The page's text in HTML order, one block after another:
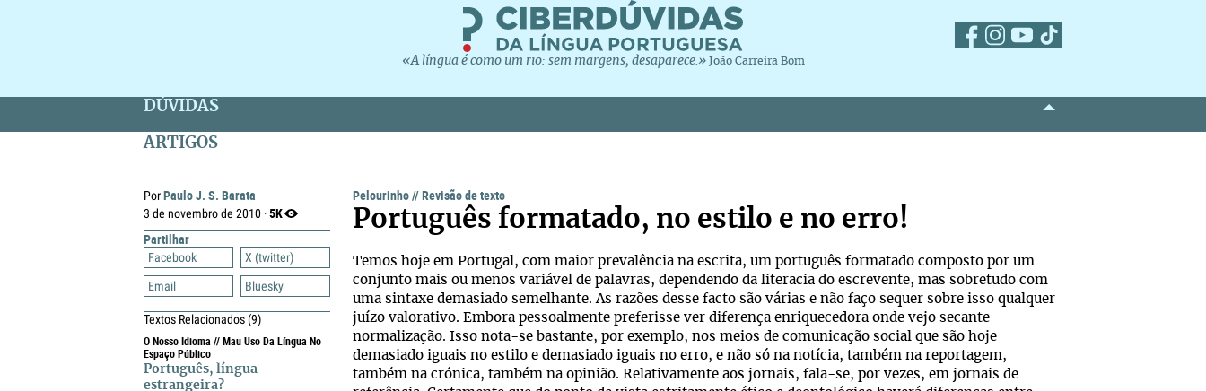
«A língua é como um rio: sem margens, desaparece.» João Carreira Bom
DÚVIDAS
ARTIGOS
PorPaulo J. S. Barata
3 de novembro de 2010 ·5K
Partilhar
Facebook
X (twitter)
Email
Bluesky
Textos Relacionados(9)
O Nosso Idioma // Mau Uso Da Língua No
Espaço Público
Português, língua
estrangeira?
Pelourinho//Revisão de texto
Português formatado, no estilo e no erro!
Temos hoje em Portugal, com maior prevalência na escrita, um português formatado composto por um
conjunto mais ou menos variável de palavras, dependendo da literacia do escrevente, mas sobretudo com
uma sintaxe demasiado semelhante. As razões desse facto são várias e não faço sequer sobre isso qualquer
juízo valorativo. Embora pessoalmente preferisse ver diferença enriquecedora onde vejo secante
normalização. Isso nota-se bastante, por exemplo, nos meios de comunicação social que são hoje
demasiado iguais no estilo e demasiado iguais no erro, e não só na notícia, também na reportagem,
também na crónica, também na opinião. Relativamente aos jornais, fala-se, por vezes, em jornais de